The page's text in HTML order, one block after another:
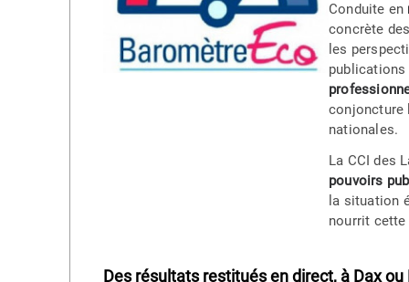
Conduite en
concrète
les
publications
conjoncture
nationales.
La CCI des
pouvoirs
la situation
nourrit
Des résultats restitués en direct, à Dax